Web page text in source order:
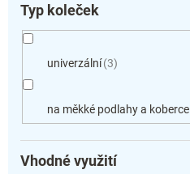
Typ koleček
univerzální 3
na měkké podlahy a koberce
Vhodné využití